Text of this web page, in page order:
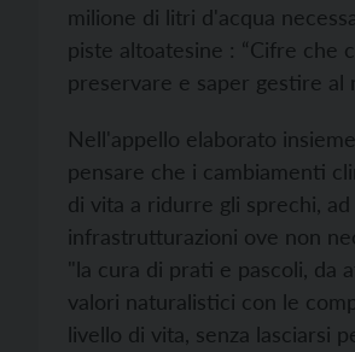
milione di litri d'acqua
piste altoatesine : “Cifre che
preservare e saper gestire al
Nell'appello elaborato
pensare che i cambiamenti
di vita a ridurre gli sprechi,
infrastrutturazioni ove non
"la cura di prati e pascoli, da
valori naturalistici con le
livello di vita, senza lasciarsi